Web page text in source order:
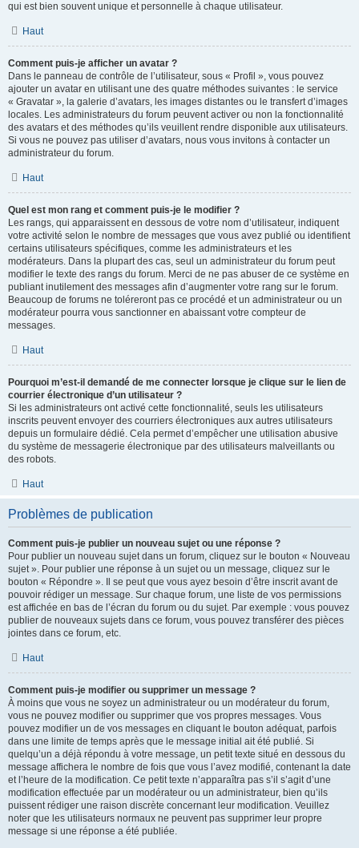
qui est bien souvent unique et personnelle à chaque utilisateur.
Haut
Comment puis-je afficher un avatar ?
Dans le panneau de contrôle de l’utilisateur, sous « Profil », vous pouvez
ajouter un avatar en utilisant une des quatre méthodes suivantes : le service
« Gravatar », la galerie d’avatars, les images distantes ou le transfert d’images
locales. Les administrateurs du forum peuvent activer ou non la fonctionnalité
des avatars et des méthodes qu’ils veuillent rendre disponible aux utilisateurs.
Si vous ne pouvez pas utiliser d’avatars, nous vous invitons à contacter un
administrateur du forum.
Haut
Quel est mon rang et comment puis-je le modifier ?
Les rangs, qui apparaissent en dessous de votre nom d’utilisateur, indiquent
votre activité selon le nombre de messages que vous avez publié ou identifient
certains utilisateurs spécifiques, comme les administrateurs et les
modérateurs. Dans la plupart des cas, seul un administrateur du forum peut
modifier le texte des rangs du forum. Merci de ne pas abuser de ce système en
publiant inutilement des messages afin d’augmenter votre rang sur le forum.
Beaucoup de forums ne toléreront pas ce procédé et un administrateur ou un
modérateur pourra vous sanctionner en abaissant votre compteur de
messages.
Haut
Pourquoi m’est-il demandé de me connecter lorsque je clique sur le lien de
courrier électronique d’un utilisateur ?
Si les administrateurs ont activé cette fonctionnalité, seuls les utilisateurs
inscrits peuvent envoyer des courriers électroniques aux autres utilisateurs
depuis un formulaire dédié. Cela permet d’empêcher une utilisation abusive
du système de messagerie électronique par des utilisateurs malveillants ou
des robots.
Haut
Problèmes de publication
Comment puis-je publier un nouveau sujet ou une réponse ?
Pour publier un nouveau sujet dans un forum, cliquez sur le bouton « Nouveau
sujet ». Pour publier une réponse à un sujet ou un message, cliquez sur le
bouton « Répondre ». Il se peut que vous ayez besoin d’être inscrit avant de
pouvoir rédiger un message. Sur chaque forum, une liste de vos permissions
est affichée en bas de l’écran du forum ou du sujet. Par exemple : vous pouvez
publier de nouveaux sujets dans ce forum, vous pouvez transférer des pièces
jointes dans ce forum, etc.
Haut
Comment puis-je modifier ou supprimer un message ?
À moins que vous ne soyez un administrateur ou un modérateur du forum,
vous ne pouvez modifier ou supprimer que vos propres messages. Vous
pouvez modifier un de vos messages en cliquant le bouton adéquat, parfois
dans une limite de temps après que le message initial ait été publié. Si
quelqu’un a déjà répondu à votre message, un petit texte situé en dessous du
message affichera le nombre de fois que vous l’avez modifié, contenant la date
et l’heure de la modification. Ce petit texte n’apparaîtra pas s’il s’agit d’une
modification effectuée par un modérateur ou un administrateur, bien qu’ils
puissent rédiger une raison discrète concernant leur modification. Veuillez
noter que les utilisateurs normaux ne peuvent pas supprimer leur propre
message si une réponse a été publiée.